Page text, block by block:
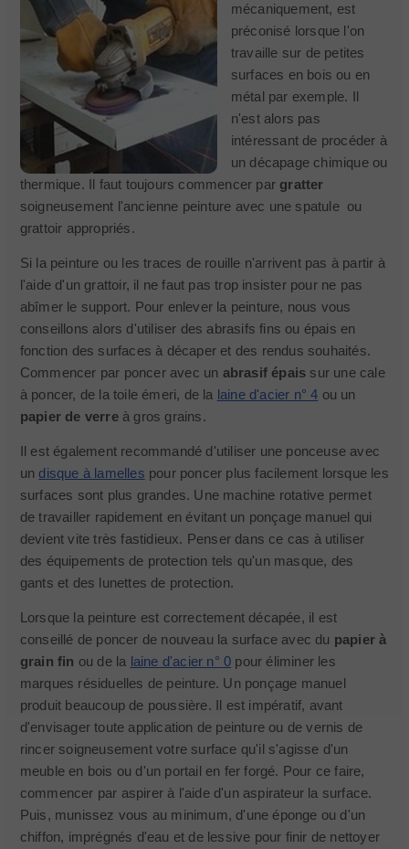
mécaniquement, est
préconisé lorsque l'on
travaille sur de petites
surfaces en bois ou en
métal par exemple. Il
n'est alors pas
intéressant de procéder à
un décapage chimique ou
thermique. Il faut toujours commencer par gratter
soigneusement l'ancienne peinture avec une spatule ou
grattoir appropriés.
Si la peinture ou les traces de rouille n'arrivent pas à partir à
l'aide d'un grattoir, il ne faut pas trop insister pour ne pas
abîmer le support. Pour enlever la peinture, nous vous
conseillons alors d'utiliser des abrasifs fins ou épais en
fonction des surfaces à décaper et des rendus souhaités.
Commencer par poncer avec un abrasif épais sur une cale
à poncer, de la toile émeri, de la laine d'acier n° 4 ou un
papier de verreà gros grains.
Il est également recommandé d'utiliser une ponceuse avec
undisque à lamelles pour poncer plus facilement lorsque les
surfaces sont plus grandes. Une machine rotative permet
de travailler rapidement en évitant un ponçage manuel qui
devient vite très fastidieux. Penser dans ce cas à utiliser
des équipements de protection tels qu'un masque, des
gants et des lunettes de protection.
Lorsque la peinture est correctement décapée, il est
conseillé de poncer de nouveau la surface avec du papier à
grain fin ou de la laine d'acier n° 0 pour éliminer les
marques résiduelles de peinture. Un ponçage manuel
produit beaucoup de poussière. Il est impératif, avant
d'envisager toute application de peinture ou de vernis de
rincer soigneusement votre surface qu'il s'agisse d'un
meuble en bois ou d'un portail en fer forgé. Pour ce faire,
commencer par aspirer à l'aide d'un aspirateur la surface.
Puis, munissez vous au minimum, d'une éponge ou d'un
chiffon, imprégnés d'eau et de lessive pour finir de nettoyer